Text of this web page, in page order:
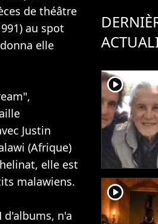
de théâtre
au spot
elle
Justin
(Afrique)
elle est
malawiens.
d'albums, n'a
player2
player2